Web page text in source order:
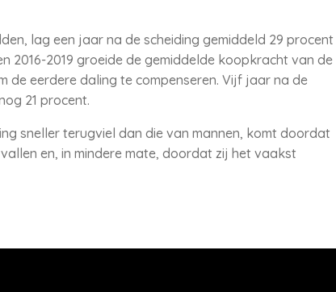
lag een jaar na de scheiding gemiddeld 29 procent
2016-2019 groeide de gemiddelde koopkracht van de
de eerdere daling te compenseren. Vijf jaar na de
21 procent.
sneller terugviel dan die van mannen, komt doordat
en, in mindere mate, doordat zij het vaakst